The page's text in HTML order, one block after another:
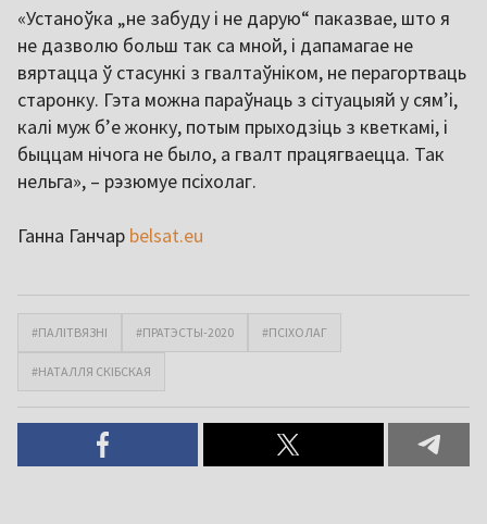
«Устаноўка „не забуду і не дарую“ паказвае, што я
не дазволю больш так са мной, і дапамагае не
вяртацца ў стасункі з гвалтаўніком, не перагортваць
старонку. Гэта можна параўнаць з сітуацыяй у сям’і,
калі муж б’е жонку, потым прыходзіць з кветкамі, і
быццам нічога не было, а гвалт працягваецца. Так
нельга», – рэзюмуе псіхолаг.
Ганна Ганчар belsat.eu
#ПАЛІТВЯЗНІ #ПРАТЭСТЫ-2020 #ПСІХОЛАГ
#НАТАЛЛЯ СКІБСКАЯ